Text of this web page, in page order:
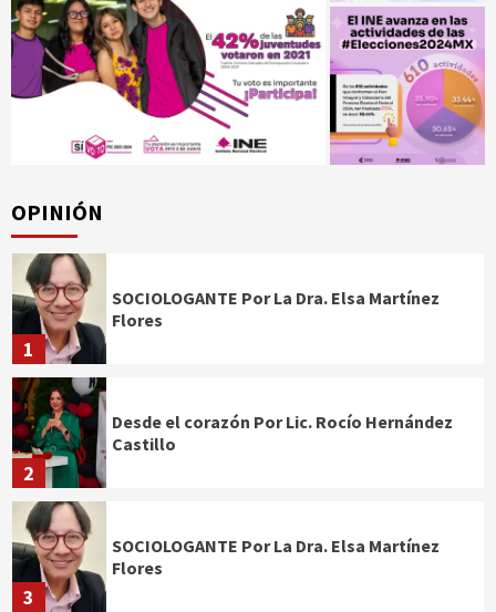
OPINIÓN
1
SOCIOLOGANTE Por La Dra. Elsa Martínez
Flores
2
Desde el corazón Por Lic. Rocío Hernández
Castillo
3
SOCIOLOGANTE Por La Dra. Elsa Martínez
Flores